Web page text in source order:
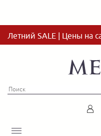
Летний SALE | Цены на